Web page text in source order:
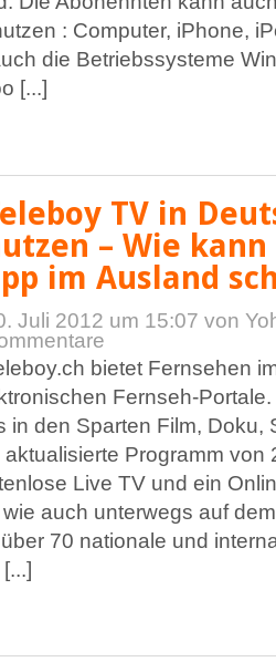
: Computer, iPhone,
die Betriebssysteme
[...]
TV in
– Wie
im Ausland
Juli 2012 um 15:07 von
bietet Fernsehen
Fernseh-
in den Sparten Film, Doku,
Programm von
Live TV und ein
auch unterwegs auf
70 nationale und